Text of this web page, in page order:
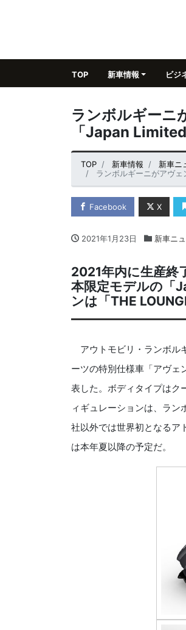
TOP 新車情報 ビジ
ランボルギーニ
「Japan
TOP 新車情報
新車ニ
ランボルギーニがアヴ
Facebook X
2021年1月23日 新車ニ
2021年内に生産終
本限定モデルの「
ンは「THE
アウトモビリ・ランボル
ーツの特別仕様車「アヴ
表した。ボディタイプはク
ィギュレーションは、ラン
社以外では世界初となるア
は本年夏以降の予定だ。